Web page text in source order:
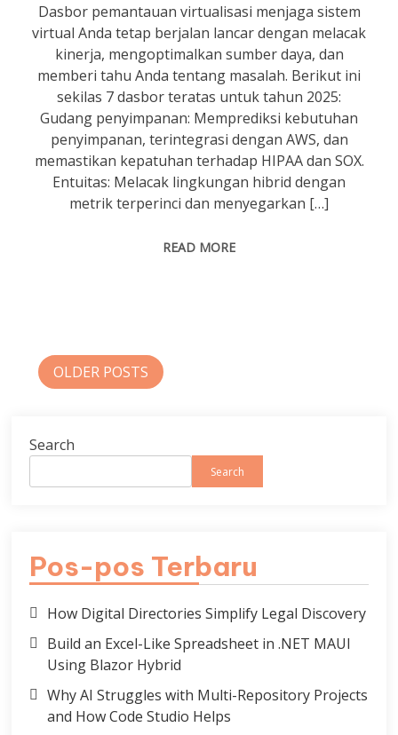
Dasbor pemantauan virtualisasi menjaga sistem
virtual Anda tetap berjalan lancar dengan melacak
kinerja, mengoptimalkan sumber daya, dan
memberi tahu Anda tentang masalah. Berikut ini
sekilas 7 dasbor teratas untuk tahun 2025:
Gudang penyimpanan: Memprediksi kebutuhan
penyimpanan, terintegrasi dengan AWS, dan
memastikan kepatuhan terhadap HIPAA dan SOX.
Entuitas: Melacak lingkungan hibrid dengan
metrik terperinci dan menyegarkan […]
READ MORE
Posts
OLDER POSTS
Search
Search
Pos-pos Terbaru
How Digital Directories Simplify Legal Discovery
Build an Excel-Like Spreadsheet in .NET MAUI
Using Blazor Hybrid
Why AI Struggles with Multi-Repository Projects
and How Code Studio Helps